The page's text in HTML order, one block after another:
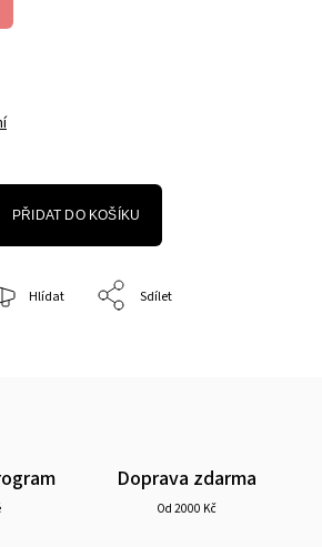
PŘIDAT DO KOŠÍKU
Hlídat Sdílet
Doprava zdarma
Od 2000 Kč